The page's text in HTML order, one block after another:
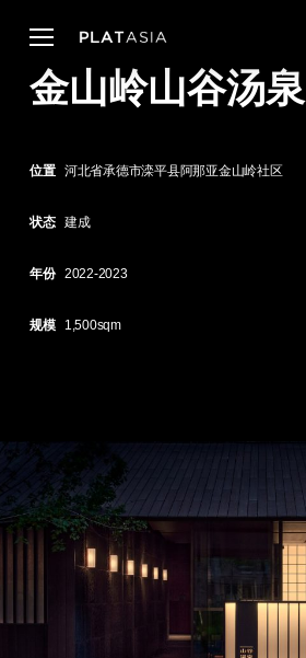
content
Menu
金山岭山谷汤泉
位置 河北省承德市滦平县阿那亚金山岭社区
状态 建成
年份 2022-2023
规模 1,500sqm